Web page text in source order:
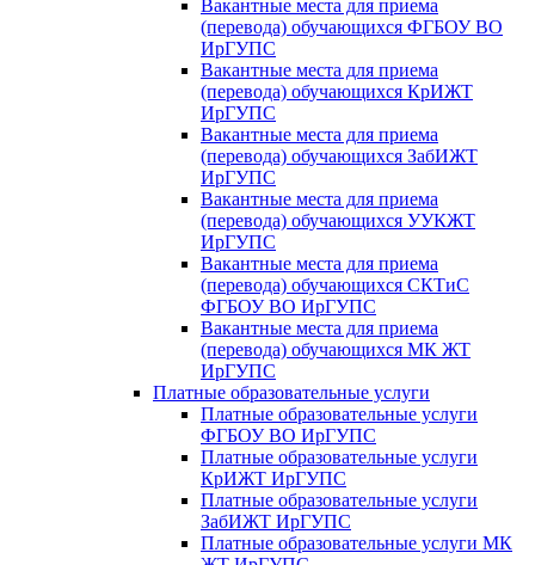
Вакантные места для приема
(перевода) обучающихся ФГБОУ ВО
ИрГУПС
Вакантные места для приема
(перевода) обучающихся КрИЖТ
ИрГУПС
Вакантные места для приема
(перевода) обучающихся ЗабИЖТ
ИрГУПС
Вакантные места для приема
(перевода) обучающихся УУКЖТ
ИрГУПС
Вакантные места для приема
(перевода) обучающихся СКТиС
ФГБОУ ВО ИрГУПС
Вакантные места для приема
(перевода) обучающихся МК ЖТ
ИрГУПС
Платные образовательные услуги
Платные образовательные услуги
ФГБОУ ВО ИрГУПС
Платные образовательные услуги
КрИЖТ ИрГУПС
Платные образовательные услуги
ЗабИЖТ ИрГУПС
Платные образовательные услуги МК